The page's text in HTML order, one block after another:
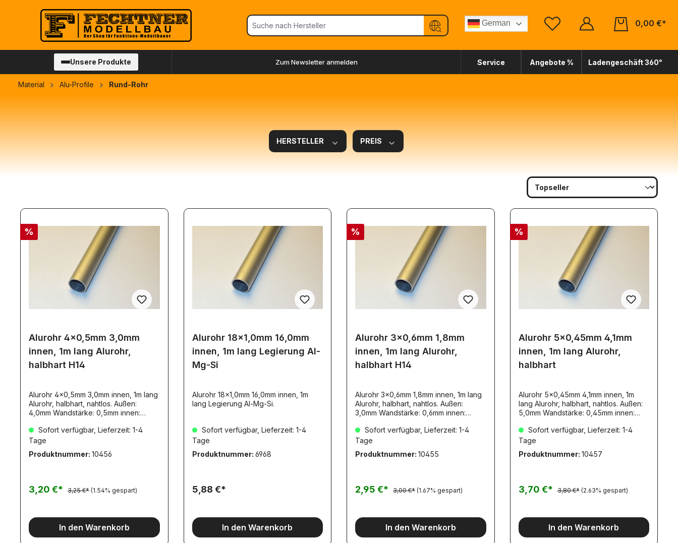
Zur Hauptnavigation springen
German
0,00 €*
Unsere Produkte Zum Newsletter anmelden Service Angebote % Ladengeschäft 360°
Material Alu-Profile Rund-Rohr
HERSTELLER PREIS
%
Alurohr 4x0,5mm 3,0mm
innen, 1m lang Alurohr,
halbhart H14
Alurohr 4x0,5mm 3,0mm innen, 1m lang
Alurohr, halbhart, nahtlos. Außen:
4,0mm Wandstärke: 0,5mm innen:
AW1050A. Die Alu-Rohre mit den
Artikelnummern:1045410455104561045
ineinander gesteckt zu werden! Die
gewährleisten.Bitte beachten sie diese
bei ihrer Material-Auswahl.
Sofort verfügbar, Lieferzeit: 1-4
Tage
Produktnummer: 10456
3,20 €* 3,25 €* (1.54% gespart)
In den Warenkorb
Alurohr 18x1,0mm 16,0mm
innen, 1m lang Legierung Al-
Mg-Si
Alurohr 18x1,0mm 16,0mm innen, 1m
lang Legierung Al-Mg-Si.
Sofort verfügbar, Lieferzeit: 1-4
Tage
Produktnummer: 6968
5,88 €*
In den Warenkorb
%
Alurohr 3x0,6mm 1,8mm
innen, 1m lang Alurohr,
halbhart H14
Alurohr 3x0,6mm 1,8mm innen, 1m lang
Alurohr, halbhart, nahtlos. Außen:
3,0mm Wandstärke: 0,6mm innen:
AW1050A. Die Alu-Rohre mit den
Artikelnummern:1045410455104561045
ineinander gesteckt zu werden! Die
gewährleisten.Bitte beachten sie diese
bei ihrer Material-Auswahl.
Sofort verfügbar, Lieferzeit: 1-4
Tage
Produktnummer: 10455
2,95 €* 3,00 €* (1.67% gespart)
In den Warenkorb
%
Alurohr 5x0,45mm 4,1mm
innen, 1m lang Alurohr,
halbhart
Alurohr 5x0,45mm 4,1mm innen, 1m
lang Alurohr, halbhart, nahtlos. Außen:
5,0mm Wandstärke: 0,45mm innen:
Artikelnummern:1045410455104561045
710458sind NICHT dafür geeignet,
Maßhaltigkeit dieser Artikel ist
bei ihrer Material-Auswahl.
Sofort verfügbar, Lieferzeit: 1-4
Tage
Produktnummer: 10457
3,70 €* 3,80 €* (2.63% gespart)
In den Warenkorb